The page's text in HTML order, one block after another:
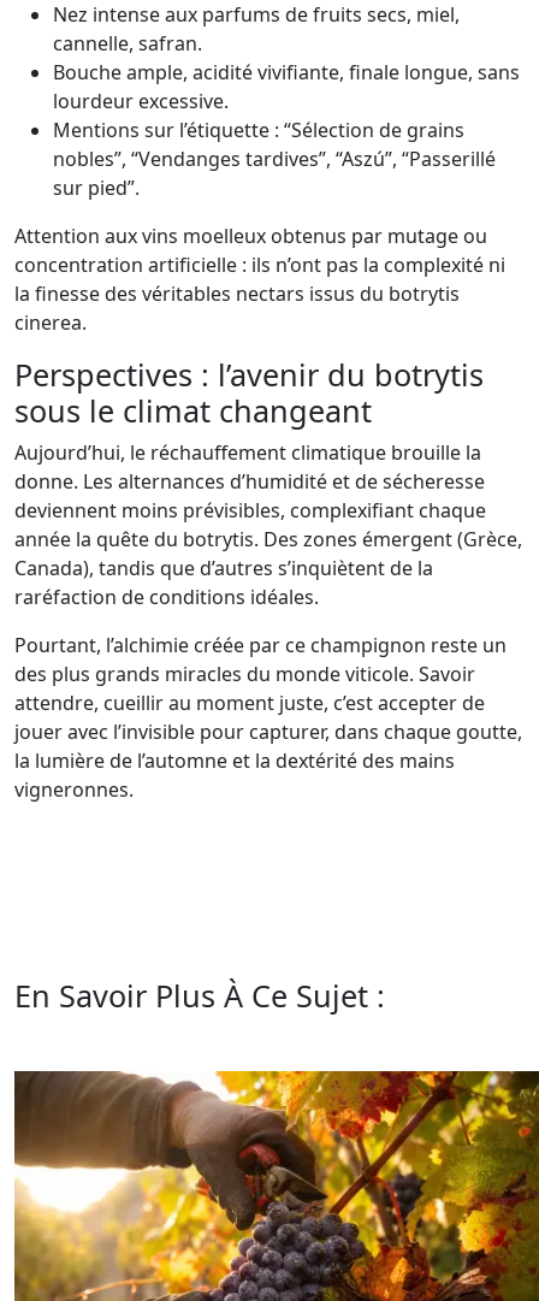
Nez intense aux parfums de fruits secs, miel,
cannelle, safran.
Bouche ample, acidité vivifiante, finale longue, sans
lourdeur excessive.
Mentions sur l’étiquette : “Sélection de grains
nobles”, “Vendanges tardives”, “Aszú”, “Passerillé
sur pied”.
Attention aux vins moelleux obtenus par mutage ou
concentration artificielle : ils n’ont pas la complexité ni
la finesse des véritables nectars issus du botrytis
cinerea.
Perspectives : l’avenir du botrytis
sous le climat changeant
Aujourd’hui, le réchauffement climatique brouille la
donne. Les alternances d’humidité et de sécheresse
deviennent moins prévisibles, complexifiant chaque
année la quête du botrytis. Des zones émergent (Grèce,
Canada), tandis que d’autres s’inquiètent de la
raréfaction de conditions idéales.
Pourtant, l’alchimie créée par ce champignon reste un
des plus grands miracles du monde viticole. Savoir
attendre, cueillir au moment juste, c’est accepter de
jouer avec l’invisible pour capturer, dans chaque goutte,
la lumière de l’automne et la dextérité des mains
vigneronnes.
En Savoir Plus À Ce Sujet :